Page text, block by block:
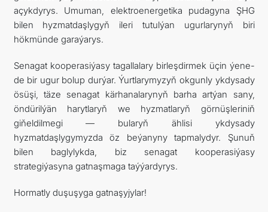
açykdyrys. Umuman, elektroenergetika pudagyna ŞHG
bilen hyzmatdaşlygyň ileri tutulýan ugurlarynyň biri
hökmünde garaýarys.
Senagat kooperasiýasy tagallalary birleşdirmek üçin ýene-
de bir ugur bolup durýar. Ýurtlarymyzyň okgunly ykdysady
ösüşi, täze senagat kärhanalarynyň barha artýan sany,
öndürilýän harytlaryň we hyzmatlaryň görnüşleriniň
giňeldilmegi — bularyň ählisi ykdysady
hyzmatdaşlygymyzda öz beýanyny tapmalydyr. Şunuň
bilen baglylykda, biz senagat kooperasiýasy
strategiýasyna gatnaşmaga taýýardyrys.
Hormatly duşuşyga gatnaşyjylar!